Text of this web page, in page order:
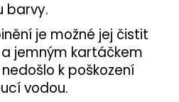
barvy.
je možné jej čistit
jemným kartáčkem
k poškození
vodou.